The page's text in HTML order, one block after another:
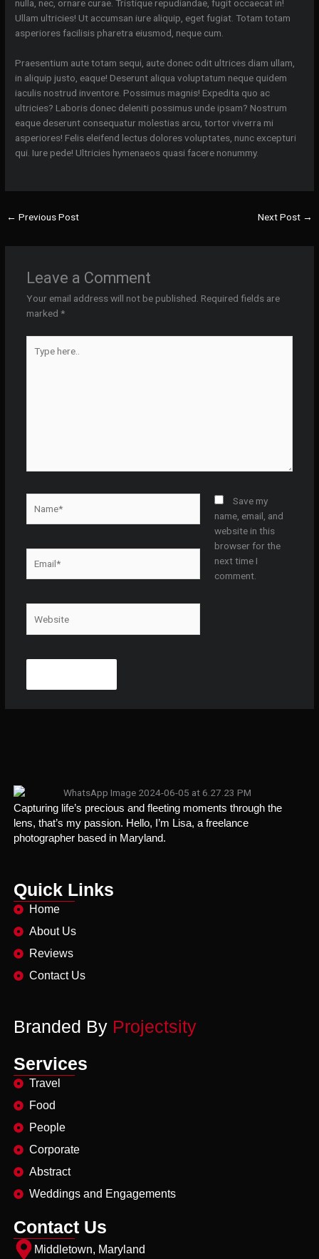
nulla, nec, ornare curae. Tristique repudiandae, fugit occaecat in!
Ullam ultricies! Ut accumsan iure aliquip, eget fugiat. Totam totam
asperiores facilisis pharetra eiusmod, neque cum.
Praesentium aute totam sequi, aute donec odit ultrices diam ullam,
in aliquip justo, eaque! Deserunt aliqua voluptatum neque quidem
iaculis nostrud inventore. Possimus magnis! Expedita quo ac
ultricies? Laboris donec deleniti possimus unde ipsam? Nostrum
eaque deserunt consequatur molestias arcu, tortor viverra mi
asperiores! Felis eleifend lectus dolores voluptates, nunc excepturi
qui. Iure pede! Ultricies hymenaeos quasi facere nonummy.
← Previous Post Next Post →
Leave a Comment
Your email address will not be published. Required fields are
marked *
here..
Save my
name, email, and
website in this
browser for the
next time I
comment.
Capturing life’s precious and fleeting moments through the
lens, that’s my passion. Hello, I’m Lisa, a freelance
photographer based in Maryland.
Quick Links
Home
About Us
Reviews
Contact Us
Branded By Projectsity
Services
Travel
Food
People
Corporate
Abstract
Weddings and Engagements
Contact Us
Middletown, Maryland